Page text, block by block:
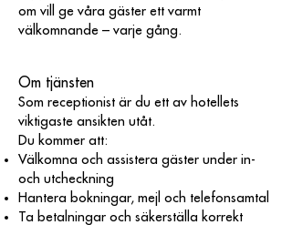
om vill ge våra gäster ett varmt
välkomnande – varje gång.
Om tjänsten
Som receptionist är du ett av hotellets
viktigaste ansikten utåt.
Du kommer att:
Välkomna och assistera gäster under in-
och utcheckning
Hantera bokningar, mejl och telefonsamtal
Ta betalningar och säkerställa korrekt